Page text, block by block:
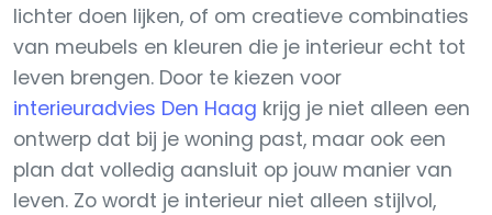
lichter doen lijken, of om creatieve combinaties
van meubels en kleuren die je interieur echt tot
leven brengen. Door te kiezen voor
interieuradvies Den Haag krijg je niet alleen een
ontwerp dat bij je woning past, maar ook een
plan dat volledig aansluit op jouw manier van
leven. Zo wordt je interieur niet alleen stijlvol,